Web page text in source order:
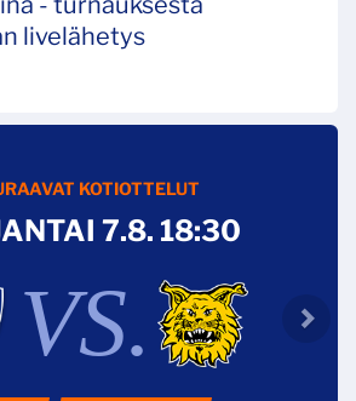
livelähetys
KOTIOTTELUT
7.8. 18:30
VS.